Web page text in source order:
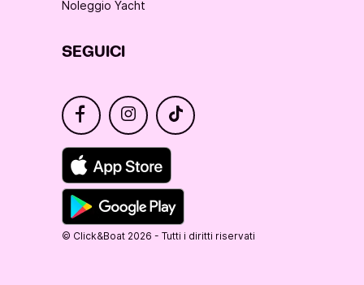
Noleggio Yacht
SEGUICI
© Click&Boat 2026 - Tutti i diritti riservati